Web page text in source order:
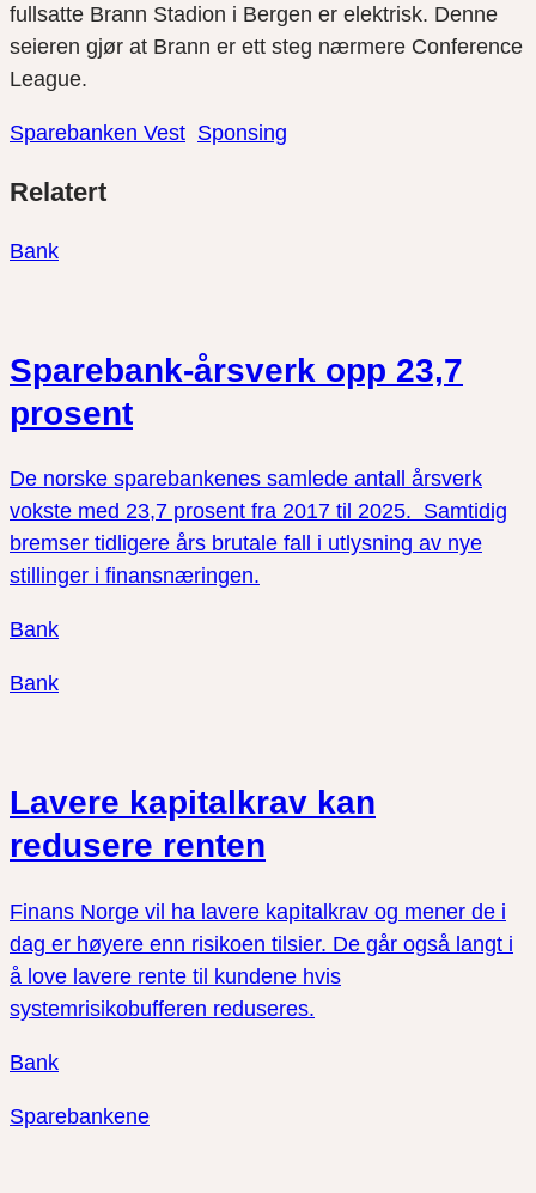
fullsatte Brann Stadion i Bergen er elektrisk. Denne
seieren gjør at Brann er ett steg nærmere Conference
League.
Sparebanken Vest Sponsing
link
på
på
Relatert
Bank
Sparebank-årsverk opp 23,7
prosent
De norske sparebankenes samlede antall årsverk
vokste med 23,7 prosent fra 2017 til 2025. Samtidig
bremser tidligere års brutale fall i utlysning av nye
stillinger i finansnæringen.
Bank
Bank
Lavere kapitalkrav kan
redusere renten
Finans Norge vil ha lavere kapitalkrav og mener de i
dag er høyere enn risikoen tilsier. De går også langt i
å love lavere rente til kundene hvis
systemrisikobufferen reduseres.
Bank
Sparebankene